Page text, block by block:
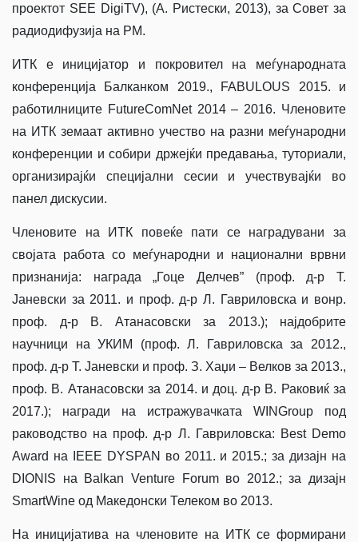
проектот SEE DigiTV), (А. Ристески, 2013), за Совет за
радиодифузија на РМ.
ИТК е иницијатор и покровител на меѓународната
конференција Балканком 2019., FABULOUS 2015. и
работилниците FutureComNet 2014 – 2016. Членовите
на ИТК земаат активно учество на разни меѓународни
конференции и собири држејќи предавања, туториали,
организирајќи специјални сесии и учествувајќи во
панел дискусии.
Членовите на ИТК повеќе пати се наградувани за
својата работа со меѓународни и национални врвни
признанија: награда „Гоце Делчев” (проф. д-р Т.
Јаневски за 2011. и проф. д-р Л. Гавриловска и вонр.
проф. д-р В. Атанасовски за 2013.); најдобрите
научници на УКИМ (проф. Л. Гавриловска за 2012.,
проф. д-р Т. Јаневски и проф. З. Хаџи – Велков за 2013.,
проф. В. Атанасовски за 2014. и доц. д-р В. Раковиќ за
2017.); награди на истражувачката WINGroup под
раководство на проф. д-р Л. Гавриловска: Best Demo
Award на IEEE DYSPAN во 2011. и 2015.; за дизајн на
DIONIS на Balkan Venture Forum во 2012.; за дизајн
SmartWine од Македонски Телеком во 2013.
На иницијатива на членовите на ИТК се формирани